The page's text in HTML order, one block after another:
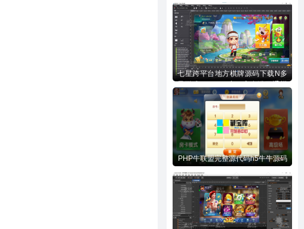
七星跨平台地方棋牌源码下载N多
牌源代码下载
PHP牛联盟完整源代码h5牛牛源码